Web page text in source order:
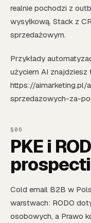
realnie pochodzi z
wysyłkową. Stack z
sprzedażowym.
Przykłady
użyciem AI znajdziesz
https://aimarketing.pl/
sprzedazowych-za-
PKE i
Cold email B2B w
warstwach: RODO
osobowych, a Prawo